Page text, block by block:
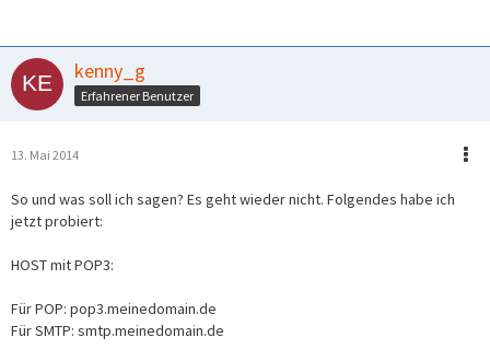
host.meinserver.de. (
2014051301 ; serial
86400 ; refresh
3600 ; minimum (neg. TTL)
10800 IN NS ns1.meinserver.de.
10800 IN NS ns2.meinserver.de.
10800 IN A 11.111.11.11
www 10800 IN A 11.111.11.11
; <EOF>
kenny_g
Erfahrener Benutzer
13. Mai 2014
So und was soll ich sagen? Es geht wieder nicht. Folgendes habe ich
jetzt probiert:
HOST mit POP3:
Für POP: pop3.meinedomain.de
Für SMTP: smtp.meinedomain.de